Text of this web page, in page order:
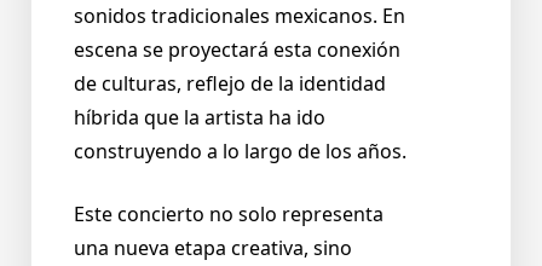
sonidos tradicionales mexicanos. En
escena se proyectará esta conexión
de culturas, reflejo de la identidad
híbrida que la artista ha ido
construyendo a lo largo de los años.
Este concierto no solo representa
una nueva etapa creativa, sino